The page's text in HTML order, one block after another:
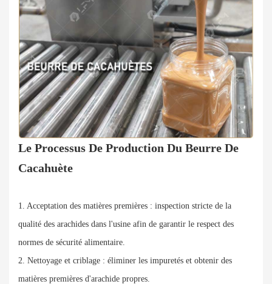
Le Processus De Production Du Beurre De
Cacahuète
1. Acceptation des matières premières : inspection stricte de la
qualité des arachides dans l'usine afin de garantir le respect des
normes de sécurité alimentaire.
2. Nettoyage et criblage : éliminer les impuretés et obtenir des
matières premières d'arachide propres.